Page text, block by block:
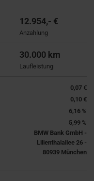
12.954,- €
Anzahlung
30.000 km
Laufleistung
0,07 €
0,10 €
6,16 %
5,99 %
BMW Bank GmbH -
Lilienthalallee 26 -
80939 München